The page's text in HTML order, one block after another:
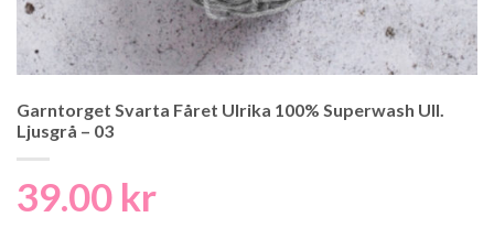
Garntorget Svarta Fåret Ulrika 100% Superwash Ull.
Ljusgrå – 03
39.00 kr